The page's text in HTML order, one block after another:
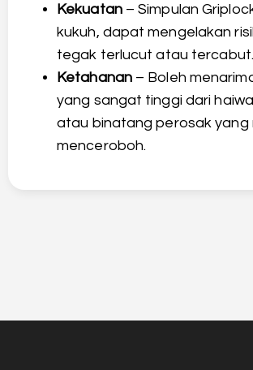
Kekuatan– Simpulan
kukuh, dapat mengelakan
tegak terlucut atau tercabut.
Ketahanan– Boleh
yang sangat tinggi dari
atau binatang perosak yang
menceroboh.